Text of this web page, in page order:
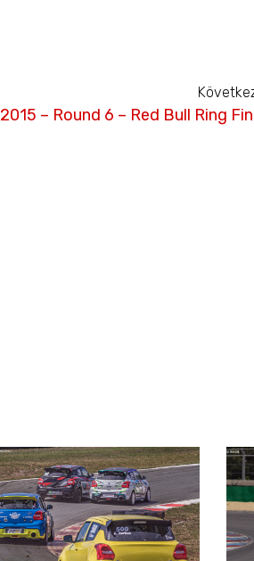
2015 – Round 6 – Red Bull Ring